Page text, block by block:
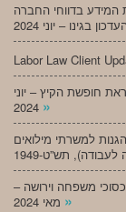
המידע בדווחי החברה
Labor Law Client
חופשת הקיץ – יוני
»
למשרתי מילואים
משפחה וירושה –
»